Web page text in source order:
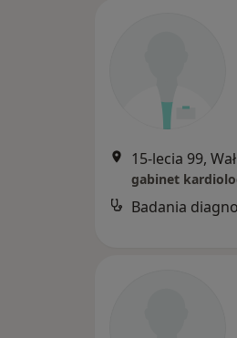
15-lecia 99,
gabinet
Badania